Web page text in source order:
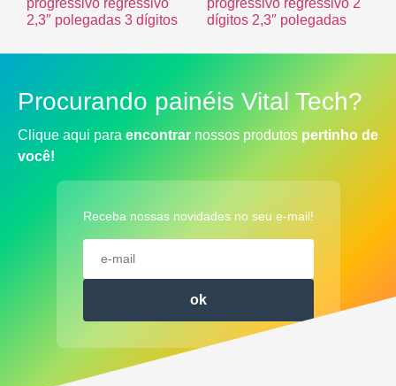
progressivo regressivo
2,3″ polegadas 3 dígitos
progressivo regressivo 2
dígitos 2,3″ polegadas
Procurando painéis Vital Tech?
Clique aqui para encontrar nossos produtos pertinho de
você!
Receba nossas novidades no seu e-mail!
ok